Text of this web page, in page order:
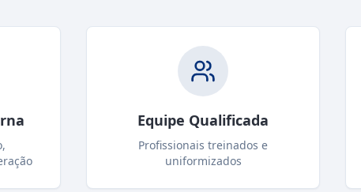
Equipe Qualificada
Profissionais treinados e
uniformizados